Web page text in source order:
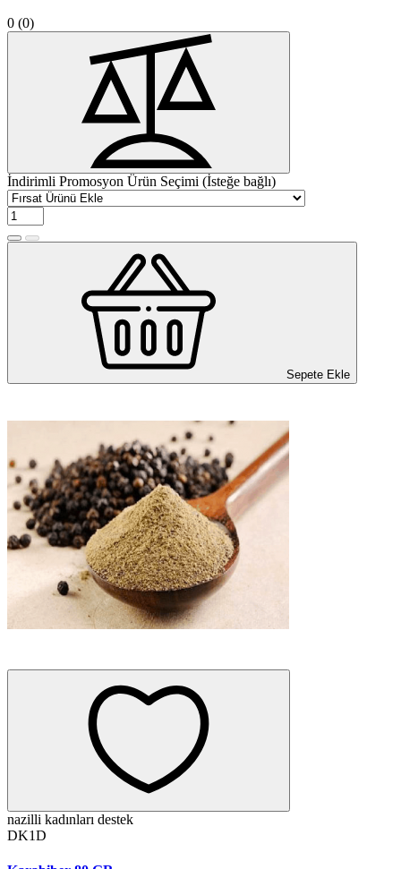
0 (0)
İndirimli Promosyon Ürün Seçimi (İsteğe bağlı)
Sepete Ekle
nazilli kadınları destek
DK1D